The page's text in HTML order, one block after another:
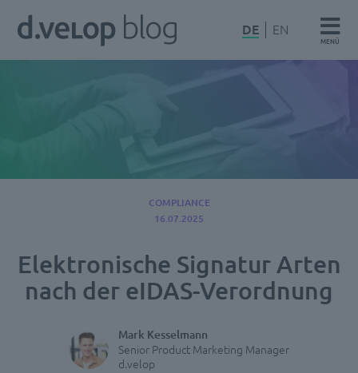
Zum
Inhalt
d.velop
DE EN
MENÜ
Elektronische Signatur Arten
nach der eIDAS-Verordnung
COMPLIANCE
16.07.2025
Mark Kesselmann
Senior Product Marketing Manager
d.velop